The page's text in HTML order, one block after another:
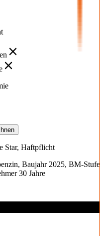
Star, Haftpflicht
Baujahr 2025, BM-Stufe
30 Jahre